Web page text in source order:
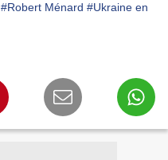
#Robert Ménard #Ukraine en